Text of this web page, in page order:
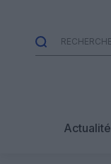
Actualité